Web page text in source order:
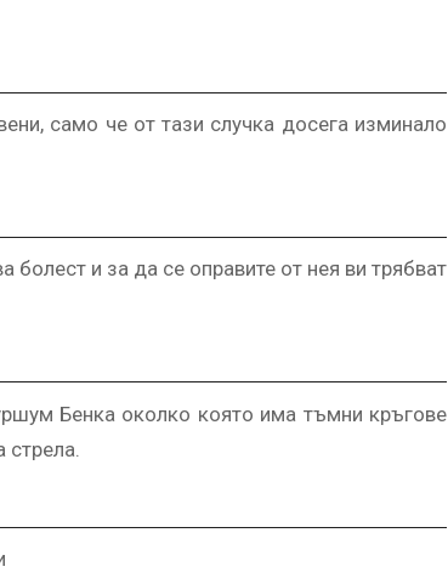
само че от тази случка досега изминало
болест и за да се оправите от нея ви трябват
Бенка околко която има тъмни кръгове